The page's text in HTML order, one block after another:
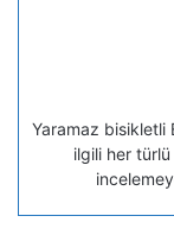
Yaramaz bisikletli
ilgili her